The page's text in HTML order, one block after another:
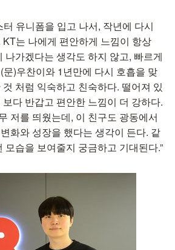
유니폼을 입고 나서, 작년에 다시
는 나에게 편안하게 느낌이 항상
나가겠다는 생각도 하지 않고, 빠르게
)우찬이와 1년만에 다시 호흡을 맞
처럼 익숙하고 친숙하다. 떨어져 있
다 반갑고 편안한 느낌이 더 강하다.
저를 띄웠는데, 이 친구도 광동에서
화와 성장을 했다는 생각이 든다. 같
모습을 보여줄지 궁금하고 기대된다.”